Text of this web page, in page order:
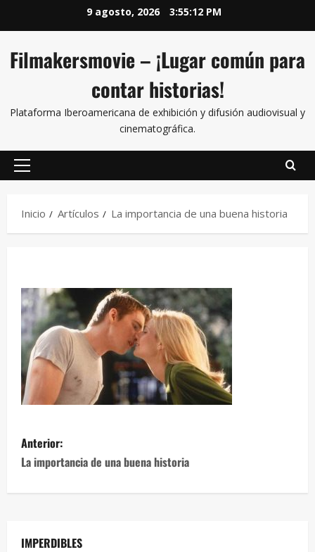
9 agosto, 2026 3:55:12 PM
Filmakersmovie – ¡Lugar común para
contar historias!
Plataforma Iberoamericana de exhibición y difusión audiovisual y
cinematográfica.
Inicio Artículos La importancia de una buena historia
Anterior:
La importancia de una buena historia
IMPERDIBLES